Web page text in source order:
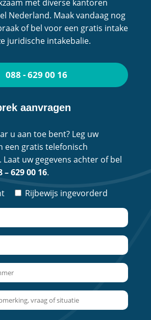
met diverse kantoren
Nederland. Maak vandaag nog
of bel voor een gratis intake
juridische intakebalie.
088 - 629 00 16
aanvragen
u aan toe bent? Leg uw
een gratis telefonisch
Laat uw gegevens achter of bel
– 629 00 16.
Rijbewijs ingevorderd